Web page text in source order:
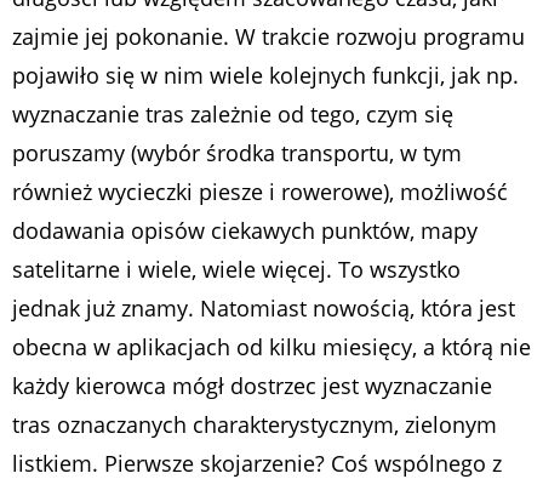
zajmie jej pokonanie. W trakcie rozwoju programu
pojawiło się w nim wiele kolejnych funkcji, jak np.
wyznaczanie tras zależnie od tego, czym się
poruszamy (wybór środka transportu, w tym
również wycieczki piesze i rowerowe), możliwość
dodawania opisów ciekawych punktów, mapy
satelitarne i wiele, wiele więcej. To wszystko
jednak już znamy. Natomiast nowością, która jest
obecna w aplikacjach od kilku miesięcy, a którą nie
każdy kierowca mógł dostrzec jest wyznaczanie
tras oznaczanych charakterystycznym, zielonym
listkiem. Pierwsze skojarzenie? Coś wspólnego z